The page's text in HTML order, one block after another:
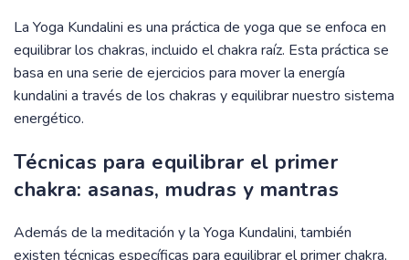
La Yoga Kundalini es una práctica de yoga que se enfoca en
equilibrar los chakras, incluido el chakra raíz. Esta práctica se
basa en una serie de ejercicios para mover la energía
kundalini a través de los chakras y equilibrar nuestro sistema
energético.
Técnicas para equilibrar el primer
chakra: asanas, mudras y mantras
Además de la meditación y la Yoga Kundalini, también
existen técnicas específicas para equilibrar el primer chakra,